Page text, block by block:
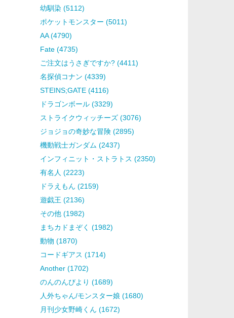
幼馴染 (5112)
ポケットモンスター (5011)
AA (4790)
Fate (4735)
ご注文はうさぎですか? (4411)
名探偵コナン (4339)
STEINS;GATE (4116)
ドラゴンボール (3329)
ストライクウィッチーズ (3076)
ジョジョの奇妙な冒険 (2895)
機動戦士ガンダム (2437)
インフィニット・ストラトス (2350)
有名人 (2223)
ドラえもん (2159)
遊戯王 (2136)
その他 (1982)
まちカドまぞく (1982)
動物 (1870)
コードギアス (1714)
Another (1702)
のんのんびより (1689)
人外ちゃん/モンスター娘 (1680)
月刊少女野崎くん (1672)